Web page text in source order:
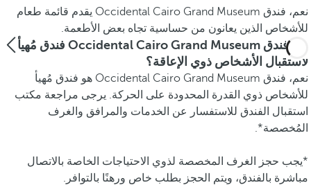
نعم، فندق Occidental Cairo Grand Museum يقدم قائمة طعام
للأشخاص الذين يعانون من حساسية تجاه بعض الأطعمة.
هل فندق Occidental Cairo Grand Museum فندق مُهيأ
لاستقبال الأشخاص ذوي الإعاقة؟
نعم، فندق Occidental Cairo Grand Museum هو فندق مُهيأ
للأشخاص ذوي القدرة المحدودة على الحركة. يرجى مراجعة مكتب
استقبال الفندق للاستفسار عن الخدمات والمرافق والغرف
المُخصصة*.
*يجب حجز الغرف المخصصة لذوي الاحتياجات الخاصة بالاتصال
مباشرة بالفندق، ويتم الحجز بطلب خاص ورهنًا بالتوافر.